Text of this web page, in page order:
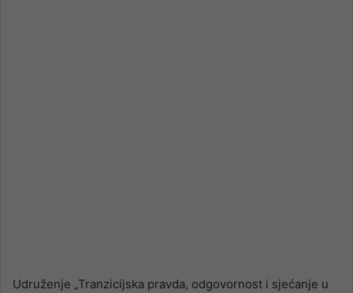
Udruženje „Tranzicijska pravda, odgovornost i sjećanje u